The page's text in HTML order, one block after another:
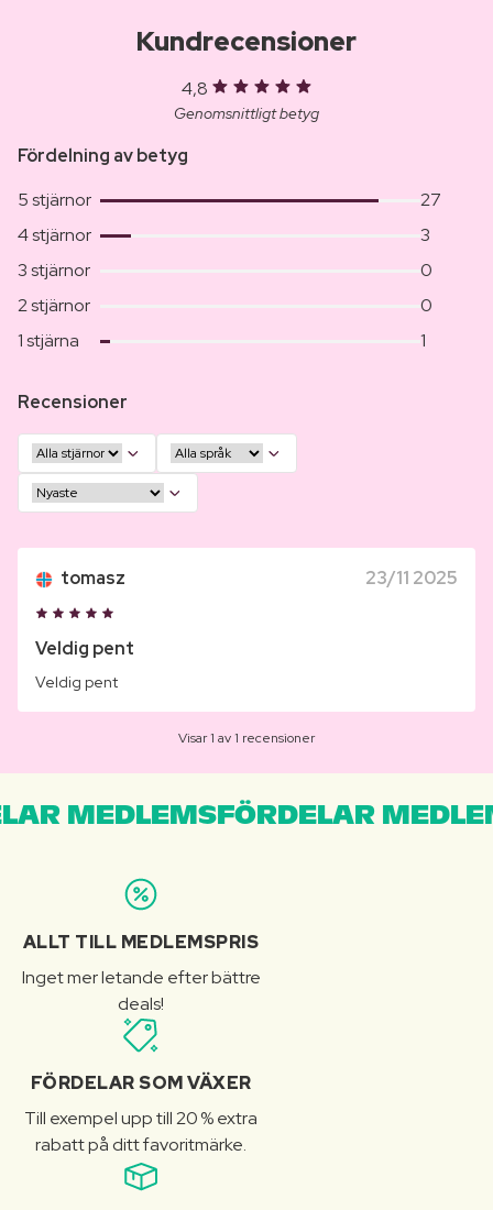
Kundrecensioner
4,8
Genomsnittligt betyg
Fördelning av betyg
5 stjärnor
27
4 stjärnor
3
3 stjärnor
0
2 stjärnor
0
1 stjärna
1
Recensioner
tomasz 23/11 2025
Veldig pent
Veldig pent
Visar 1 av 1 recensioner
MEDLEMSFÖRDELAR
ALLT TILL MEDLEMSPRIS
Inget mer letande efter bättre
deals!
FÖRDELAR SOM VÄXER
Till exempel upp till 20 % extra
rabatt på ditt favoritmärke.